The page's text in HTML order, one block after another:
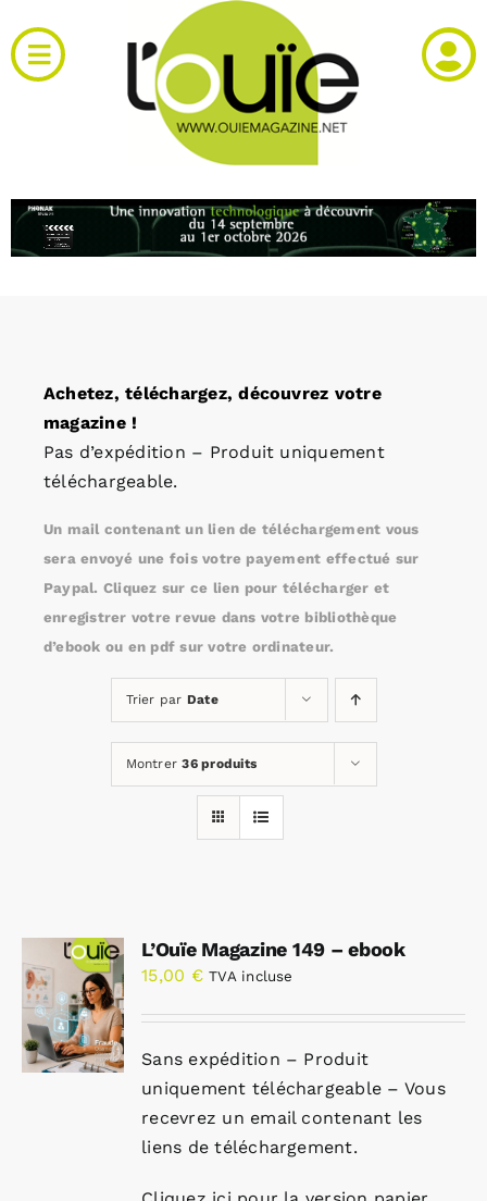
au
contenu
Toggle
Navigation
RH et emploi
Agenda
Kiosque
Annonces emploi
Achetez, téléchargez, découvrez votre
magazine !
Pas d’expédition – Produit uniquement
téléchargeable.
Un mail contenant un lien de téléchargement vous
sera envoyé une fois votre payement effectué sur
Paypal. Cliquez sur ce lien pour télécharger et
enregistrer votre revue dans votre bibliothèque
d’ebook ou en pdf sur votre ordinateur.
Trier par Date
Montrer36 produits
L’Ouïe Magazine 149 – ebook
15,00 € TVA incluse
Sans expédition – Produit
uniquement téléchargeable – Vous
recevrez un email contenant les
liens de téléchargement.